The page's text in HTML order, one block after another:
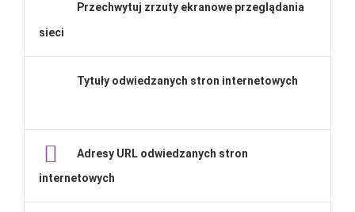
Przechwytuj zrzuty ekranowe przeglądania
sieci
Tytuły odwiedzanych stron internetowych
Adresy URL odwiedzanych stron
internetowych